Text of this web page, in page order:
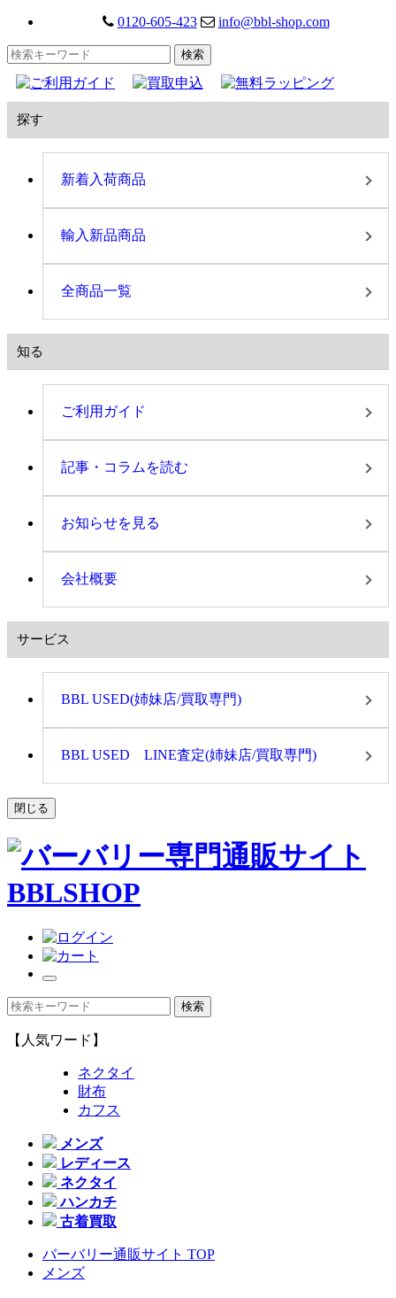
0120-605-423 info@bbl-shop.com
探す
新着入荷商品
輸入新品商品
全商品一覧
知る
ご利用ガイド
記事・コラムを読む
お知らせを見る
会社概要
サービス
BBL USED(姉妹店/買取専門)
BBL USED LINE査定(姉妹店/買取専門)
閉じる
【人気ワード】
ネクタイ
財布
カフス
メンズ
レディース
ネクタイ
ハンカチ
古着買取
バーバリー通販サイト TOP
メンズ